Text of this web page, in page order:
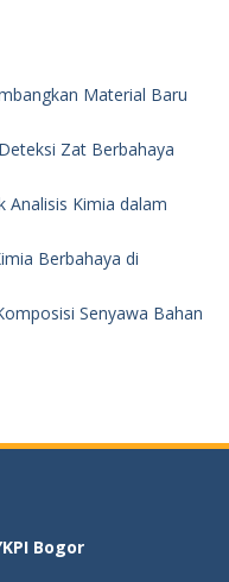
Material Baru
Zat Berbahaya
Analisis Kimia dalam
Berbahaya di
Senyawa Bahan
Bogor